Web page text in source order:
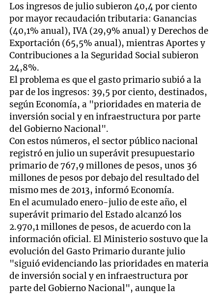
Los ingresos de julio subieron 40,4 por ciento
por mayor recaudación tributaria: Ganancias
(40,1% anual), IVA (29,9% anual) y Derechos de
Exportación (65,5% anual), mientras Aportes y
Contribuciones a la Seguridad Social subieron
24,8%.
El problema es que el gasto primario subió a la
par de los ingresos: 39,5 por ciento, destinados,
según Economía, a "prioridades en materia de
inversión social y en infraestructura por parte
del Gobierno Nacional".
Con estos números, el sector público nacional
registró en julio un superávit presupuestario
primario de 767,9 millones de pesos, unos 36
millones de pesos por debajo del resultado del
mismo mes de 2013, informó Economía.
En el acumulado enero-julio de este año, el
superávit primario del Estado alcanzó los
2.970,1 millones de pesos, de acuerdo con la
información oficial. El Ministerio sostuvo que la
evolución del Gasto Primario durante julio
"siguió evidenciando las prioridades en materia
de inversión social y en infraestructura por
parte del Gobierno Nacional", aunque la